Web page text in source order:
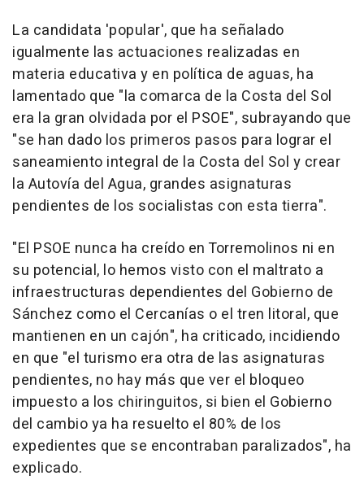
La candidata 'popular', que ha señalado
igualmente las actuaciones realizadas en
materia educativa y en política de aguas, ha
lamentado que "la comarca de la Costa del Sol
era la gran olvidada por el PSOE", subrayando que
"se han dado los primeros pasos para lograr el
saneamiento integral de la Costa del Sol y crear
la Autovía del Agua, grandes asignaturas
pendientes de los socialistas con esta tierra".
"El PSOE nunca ha creído en Torremolinos ni en
su potencial, lo hemos visto con el maltrato a
infraestructuras dependientes del Gobierno de
Sánchez como el Cercanías o el tren litoral, que
mantienen en un cajón", ha criticado, incidiendo
en que "el turismo era otra de las asignaturas
pendientes, no hay más que ver el bloqueo
impuesto a los chiringuitos, si bien el Gobierno
del cambio ya ha resuelto el 80% de los
expedientes que se encontraban paralizados", ha
explicado.